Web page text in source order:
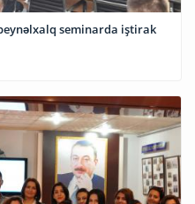
seminarda iştirak